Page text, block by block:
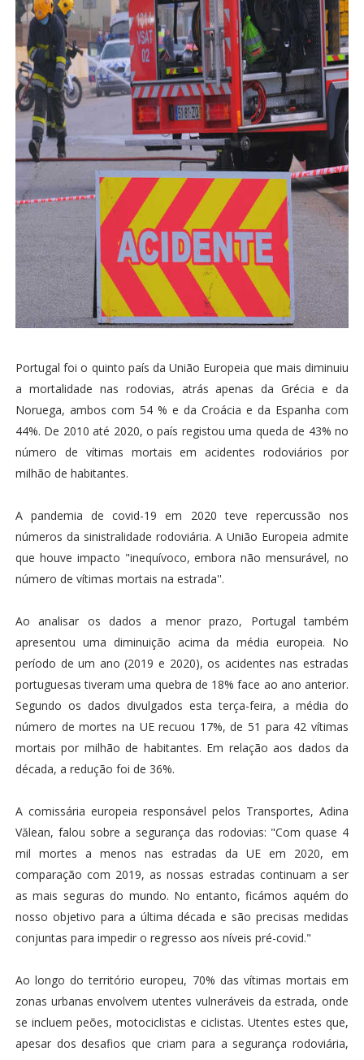
Portugal foi o quinto país da União Europeia que mais diminuiu
a mortalidade nas rodovias, atrás apenas da Grécia e da
Noruega, ambos com 54 % e da Croácia e da Espanha com
44%. De 2010 até 2020, o país registou uma queda de 43% no
número de vítimas mortais em acidentes rodoviários por
milhão de habitantes.
A pandemia de covid-19 em 2020 teve repercussão nos
números da sinistralidade rodoviária. A União Europeia admite
que houve impacto "inequívoco, embora não mensurável, no
número de vítimas mortais na estrada''.
Ao analisar os dados a menor prazo, Portugal também
apresentou uma diminuição acima da média europeia. No
período de um ano (2019 e 2020), os acidentes nas estradas
portuguesas tiveram uma quebra de 18% face ao ano anterior.
Segundo os dados divulgados esta terça-feira, a média do
número de mortes na UE recuou 17%, de 51 para 42 vítimas
mortais por milhão de habitantes. Em relação aos dados da
década, a redução foi de 36%.
A comissária europeia responsável pelos Transportes, Adina
Vălean, falou sobre a segurança das rodovias: "Com quase 4
mil mortes a menos nas estradas da UE em 2020, em
comparação com 2019, as nossas estradas continuam a ser
as mais seguras do mundo. No entanto, ficámos aquém do
nosso objetivo para a última década e são precisas medidas
conjuntas para impedir o regresso aos níveis pré-covid."
Ao longo do território europeu, 70% das vítimas mortais em
zonas urbanas envolvem utentes vulneráveis da estrada, onde
se incluem peões, motociclistas e ciclistas. Utentes estes que,
apesar dos desafios que criam para a segurança rodoviária,